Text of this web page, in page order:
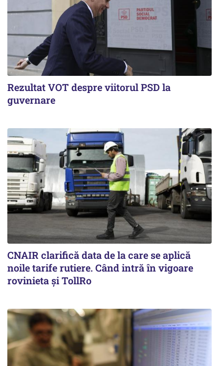
Rezultat VOT despre viitorul PSD la
guvernare
CNAIR clarifică data de la care se aplică
noile tarife rutiere. Când intră în vigoare
rovinieta și TollRo